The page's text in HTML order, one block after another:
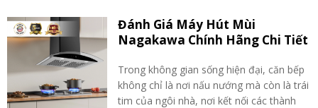
Đánh Giá Máy Hút Mùi
Nagakawa Chính Hãng Chi Tiết
Trong không gian sống hiện đại, căn bếp
không chỉ là nơi nấu nướng mà còn là trái
tim của ngôi nhà, nơi kết nối các thành